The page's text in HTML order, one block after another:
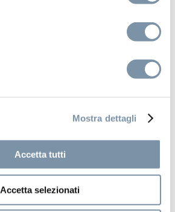
Mostra dettagli
Accetta tutti
Accetta selezionati